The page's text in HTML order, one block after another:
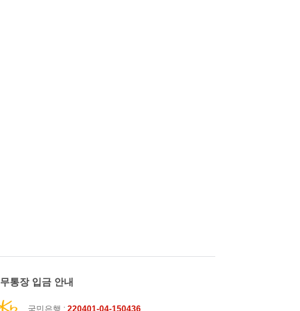
무통장 입금 안내
국민은행 : 220401-04-150436